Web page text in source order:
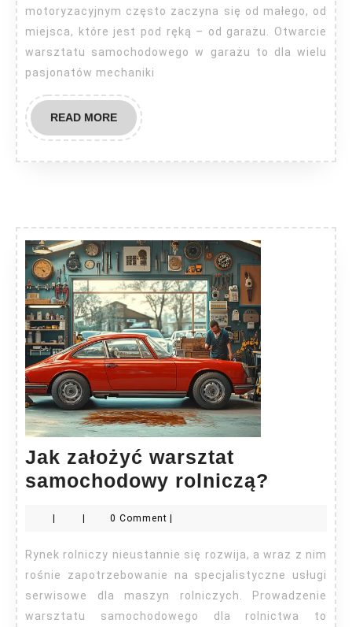
w
motoryzacyjnym często zaczyna się od małego, od
miejsca, które jest pod ręką – od garażu. Otwarcie
warsztatu samochodowego w garażu to dla wielu
pasjonatów mechaniki
READ MOREREAD
MORE
Jak założyć warsztat
samochodowy rolniczą?
założyć
warsztat
| | 0 Comment |
Rynek rolniczy nieustannie się rozwija, a wraz z nim
rośnie zapotrzebowanie na specjalistyczne usługi
serwisowe dla maszyn rolniczych. Prowadzenie
warsztatu samochodowego dla rolnictwa to